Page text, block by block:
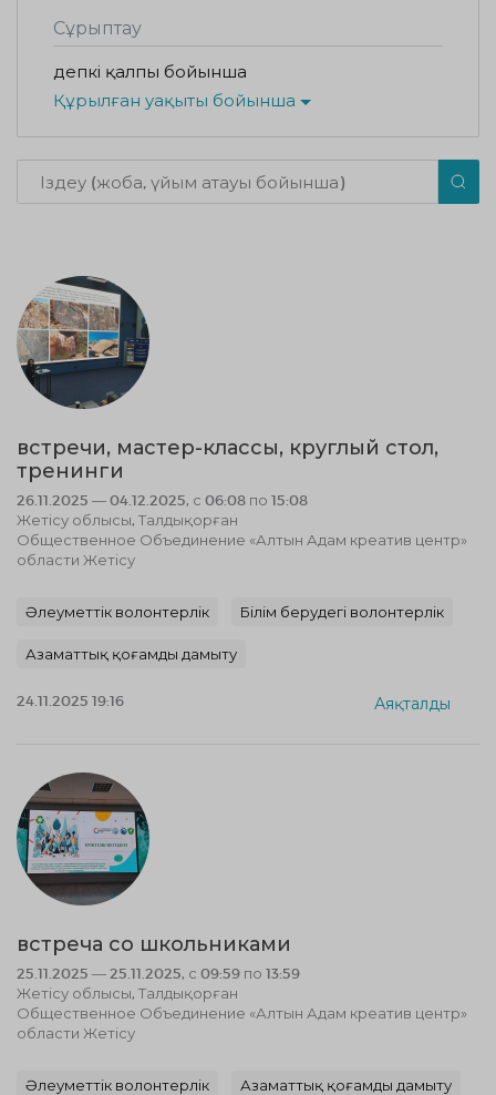
Сұрыптау
Әдепкі қалпы бойынша
Құрылған уақыты бойынша
встречи, мастер-классы, круглый стол,
тренинги
26.11.2025 — 04.12.2025, с 06:08 по 15:08
Жетісу облысы, Талдықорған
Общественное Объединение «Алтын Адам креатив центр»
области Жетісу
Әлеуметтік волонтерлік Білім берудегі волонтерлік
Азаматтық қоғамды дамыту
24.11.2025 19:16 Аяқталды
встреча со школьниками
25.11.2025 — 25.11.2025, с 09:59 по 13:59
Жетісу облысы, Талдықорған
Общественное Объединение «Алтын Адам креатив центр»
области Жетісу
Әлеуметтік волонтерлік Азаматтық қоғамды дамыту